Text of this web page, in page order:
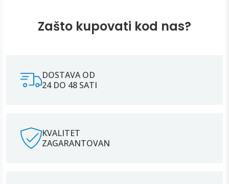
Zašto kupovati kod nas?
DOSTAVA OD
24 DO 48 SATI
KVALITET
ZAGARANTOVAN